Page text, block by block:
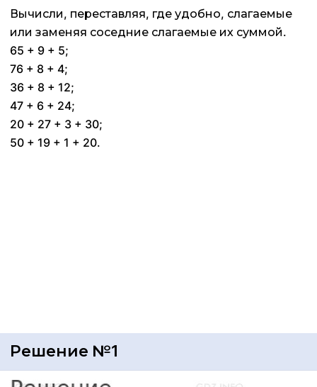
Вычисли, переставляя, где удобно, слагаемые
или заменяя соседние слагаемые их суммой.
65 + 9 + 5;
76 + 8 + 4;
36 + 8 + 12;
47 + 6 + 24;
20 + 27 + 3 + 30;
50 + 19 + 1 + 20.
Решение №1